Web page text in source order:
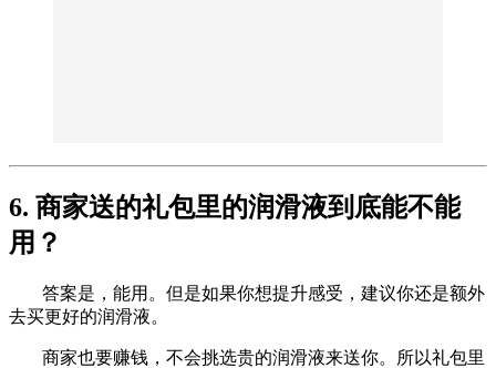
6. 商家送的礼包里的润滑液到底能不能
用？
答案是，能用。但是如果你想提升感受，建议你还是额外
去买更好的润滑液。
商家也要赚钱，不会挑选贵的润滑液来送你。所以礼包里